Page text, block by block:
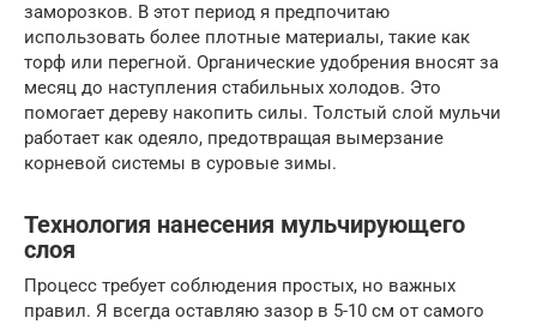
заморозков. В этот период я предпочитаю
использовать более плотные материалы, такие как
торф или перегной. Органические удобрения вносят за
месяц до наступления стабильных холодов. Это
помогает дереву накопить силы. Толстый слой мульчи
работает как одеяло, предотвращая вымерзание
корневой системы в суровые зимы.
Технология нанесения мульчирующего
слоя
Процесс требует соблюдения простых, но важных
правил. Я всегда оставляю зазор в 5-10 см от самого